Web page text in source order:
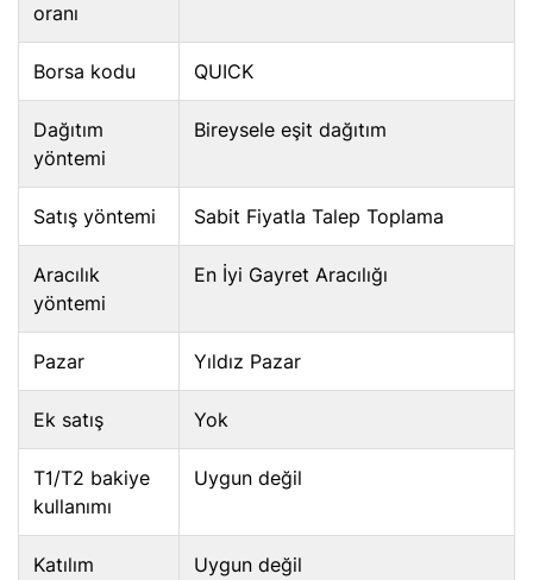
oranı
Borsa kodu QUICK
Dağıtım
yöntemi
Bireysele eşit dağıtım
Satış yöntemi Sabit Fiyatla Talep Toplama
Aracılık
yöntemi
En İyi Gayret Aracılığı
Pazar Yıldız Pazar
Ek satış Yok
T1/T2 bakiye
kullanımı
Uygun değil
Katılım
Uygun değil